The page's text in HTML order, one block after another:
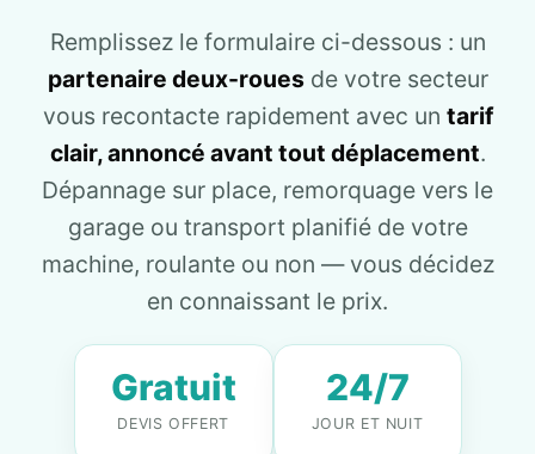
Remplissez le formulaire ci-dessous : un
partenaire deux-rouesde votre secteur
vous recontacte rapidement avec un tarif
clair, annoncé avant tout déplacement.
Dépannage sur place, remorquage vers le
garage ou transport planifié de votre
machine, roulante ou non — vous décidez
en connaissant le prix.
Gratuit
DEVIS OFFERT
24/7
JOUR ET NUIT